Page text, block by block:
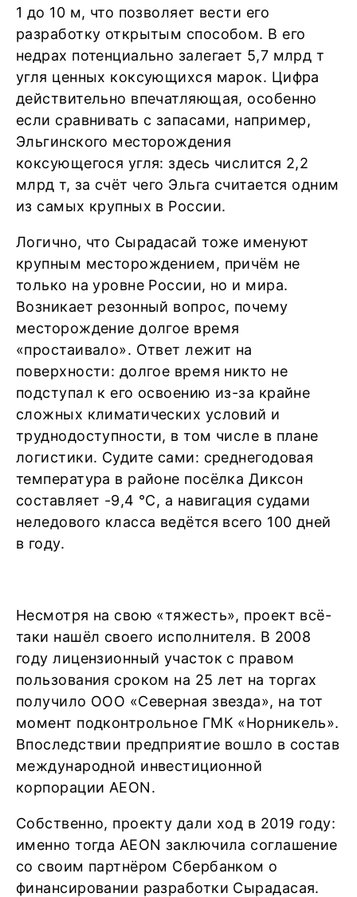
1 до 10 м, что позволяет вести его
разработку открытым способом. В его
недрах потенциально залегает 5,7 млрд т
угля ценных коксующихся марок. Цифра
действительно впечатляющая, особенно
если сравнивать с запасами, например,
Эльгинского месторождения
коксующегося угля: здесь числится 2,2
млрд т, за счёт чего Эльга считается одним
из самых крупных в России.
Логично, что Сырадасай тоже именуют
крупным месторождением, причём не
только на уровне России, но и мира.
Возникает резонный вопрос, почему
месторождение долгое время
«простаивало». Ответ лежит на
поверхности: долгое время никто не
подступал к его освоению из-за крайне
сложных климатических условий и
труднодоступности, в том числе в плане
логистики. Судите сами: среднегодовая
температура в районе посёлка Диксон
составляет -9,4 °С, а навигация судами
неледового класса ведётся всего 100 дней
в году.
Несмотря на свою «тяжесть», проект всё-
таки нашёл своего исполнителя. В 2008
году лицензионный участок с правом
пользования сроком на 25 лет на торгах
получило ООО «Северная звезда», на тот
момент подконтрольное ГМК «Норникель».
Впоследствии предприятие вошло в состав
международной инвестиционной
корпорации AEON.
Собственно, проекту дали ход в 2019 году:
именно тогда AEON заключила соглашение
со своим партнёром Сбербанком о
финансировании разработки Сырадасая.